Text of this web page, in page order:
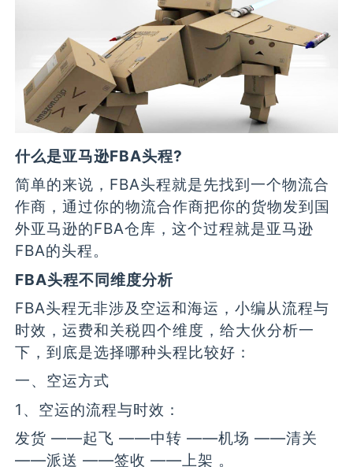
什么是亚马逊FBA头程?
简单的来说，FBA头程就是先找到一个物流合
作商，通过你的物流合作商把你的货物发到国
外亚马逊的FBA仓库，这个过程就是亚马逊
FBA的头程。
FBA头程不同维度分析
FBA头程无非涉及空运和海运，小编从流程与
时效，运费和关税四个维度，给大伙分析一
下，到底是选择哪种头程比较好：
一、空运方式
1、空运的流程与时效：
发货 ——起飞 ——中转 ——机场 ——清关
——派送 ——签收 ——上架 。